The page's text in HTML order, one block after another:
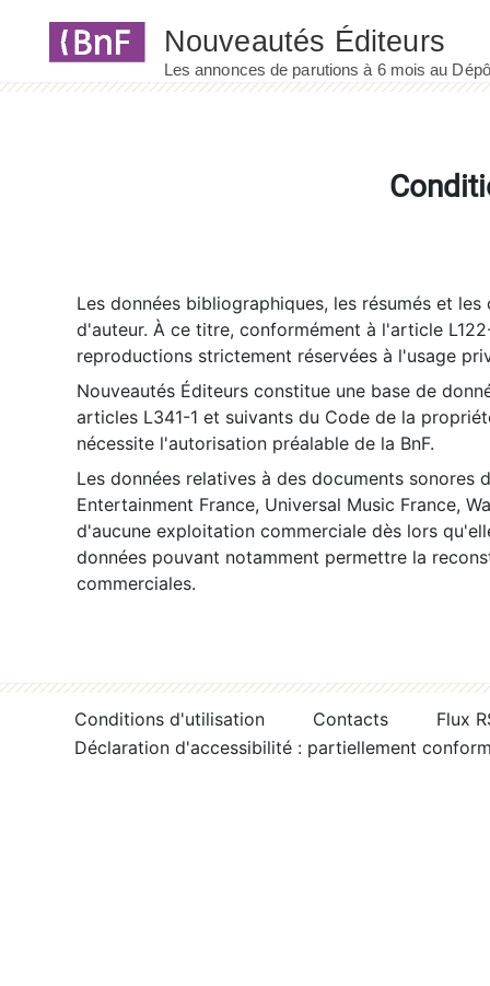
Les données bibliographiques, les résumés et
d'auteur. À ce titre, conformément à l'article
reproductions strictement réservées à l'usage
Nouveautés Éditeurs constitue une base de
articles L341-1 et suivants du Code de la
nécessite l'autorisation préalable de la BnF.
Les données relatives à des documents sonores
Entertainment France, Universal Music France,
d'aucune exploitation commerciale dès lors
données pouvant notamment permettre la
commerciales.
Conditions d'utilisation Contacts
Flux
Déclaration d'accessibilité : partiellement